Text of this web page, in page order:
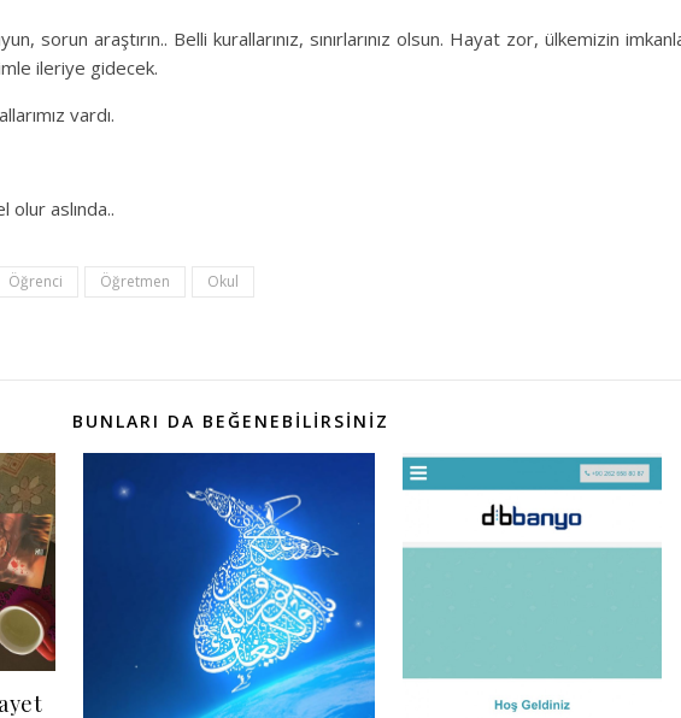
sorun araştırın.. Belli kurallarınız, sınırlarınız olsun. Hayat zor, ülkemizin
ileriye gidecek.
vardı.
olur aslında..
Öğrenci Öğretmen Okul
BUNLARI DA BEĞENEBILIRSINIZ